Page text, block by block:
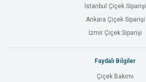
İstanbul Çiçek Siparişi
Ankara Çiçek Siparişi
İzmir Çiçek Siparişi
Faydalı Bilgiler
Çiçek Bakımı